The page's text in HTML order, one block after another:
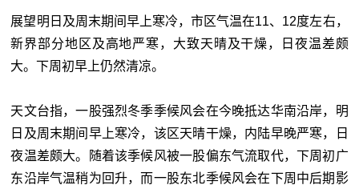
展望明日及周末期间早上寒冷，市区气温在11、12度左右，
新界部分地区及高地严寒，大致天晴及干燥，日夜温差颇
大。下周初早上仍然清凉。
天文台指，一股强烈冬季季候风会在今晚抵达华南沿岸，明
日及周末期间早上寒冷，该区天晴干燥，内陆早晚严寒，日
夜温差颇大。随着该季候风被一股偏东气流取代，下周初广
东沿岸气温稍为回升，而一股东北季候风会在下周中后期影